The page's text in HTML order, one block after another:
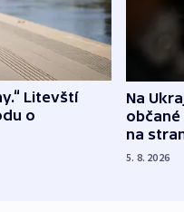
Litevští
o
Na
občané
na
5. 8. 2026